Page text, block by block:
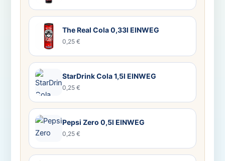
The Real Cola 0,33l EINWEG
0,25 €
StarDrink Cola 1,5l EINWEG
0,25 €
Pepsi Zero 0,5l EINWEG
0,25 €